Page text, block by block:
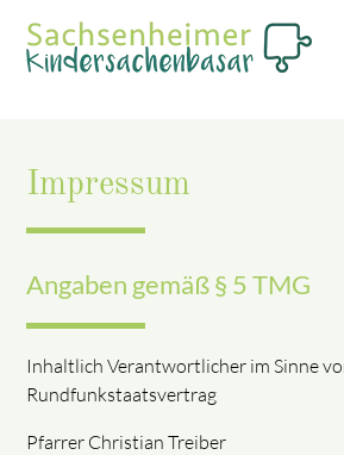
Suchbegriffe
Impressum
Angaben gemäß § 5 TMG
Inhaltlich Verantwortlicher im Sinne
Rundfunkstaatsvertrag
Pfarrer Christian Treiber